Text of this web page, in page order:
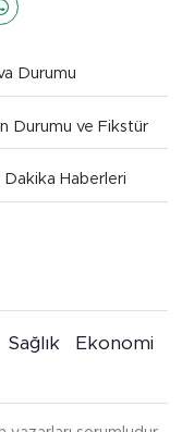
Durumu
Durumu ve Fikstür
Dakika Haberleri
Sağlık
Ekonomi